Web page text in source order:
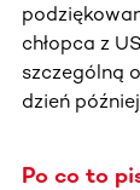
chłopca z
szczególną
dzień
Po co to